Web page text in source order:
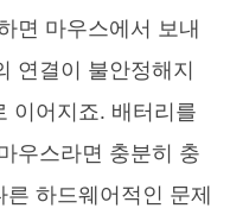
면 마우스에서 보내
연결이 불안정해지
이어지죠. 배터리를
우스라면 충분히 충
하드웨어적인 문제